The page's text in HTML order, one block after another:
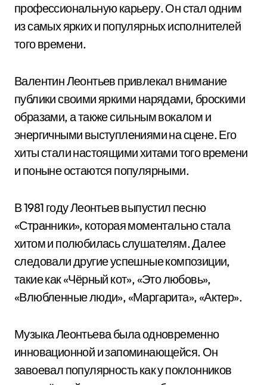
профессиональную карьеру. Он стал одним
из самых ярких и популярных исполнителей
того времени.
Валентин Леонтьев привлекал внимание
публики своими яркими нарядами, броскими
образами, а также сильным вокалом и
энергичными выступлениями на сцене. Его
хиты стали настоящими хитами того времени
и поныне остаются популярными.
В 1981 году Леонтьев выпустил песню
«Странники», которая моментально стала
хитом и полюбилась слушателям. Далее
следовали другие успешные композиции,
такие как «Чёрный кот», «Это любовь»,
«Влюбленные люди», «Маргарита», «Актер».
Музыка Леонтьева была одновременно
инновационной и запоминающейся. Он
завоевал популярность как у поклонников